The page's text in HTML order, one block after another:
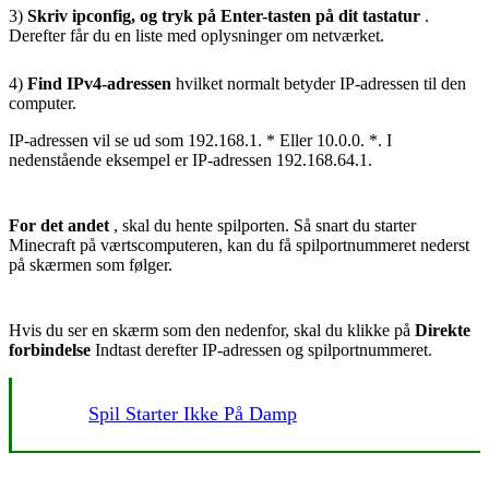
3) Skriv ipconfig, og tryk på Enter-tasten på dit tastatur .
Derefter får du en liste med oplysninger om netværket.
4) Find IPv4-adressen hvilket normalt betyder IP-adressen til den
computer.
IP-adressen vil se ud som 192.168.1. * Eller 10.0.0. *. I
nedenstående eksempel er IP-adressen 192.168.64.1.
For det andet , skal du hente spilporten. Så snart du starter
Minecraft på værtscomputeren, kan du få spilportnummeret nederst
på skærmen som følger.
Hvis du ser en skærm som den nedenfor, skal du klikke på Direkte
forbindelse Indtast derefter IP-adressen og spilportnummeret.
Spil Starter Ikke På Damp